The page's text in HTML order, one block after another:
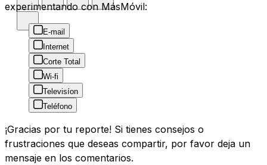
experimentando con MásMóvil:
E-mail
Internet
Corte Total
Wi-fi
Televisíon
Teléfono
¡Gracias por tu reporte! Si tienes consejos o
frustraciones que deseas compartir, por favor deja un
mensaje en los comentarios.